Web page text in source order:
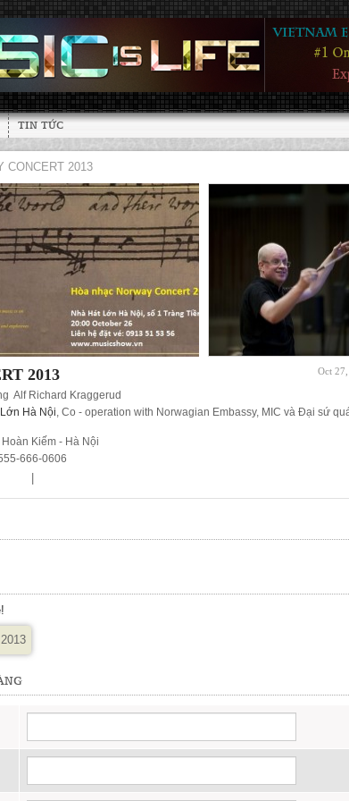
TIN TỨC
CONCERT 2013
2013 Oct
Alf Richard Kraggerud
Hà Nội, Co - operation with Norwagian Embassy, MIC và Đại sứ
Kiếm - Hà Nội
666-0606